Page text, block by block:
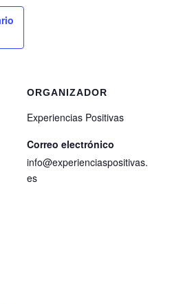
ORGANIZADOR
Experiencias Positivas
Correo electrónico
info@experienciaspositivas.
es